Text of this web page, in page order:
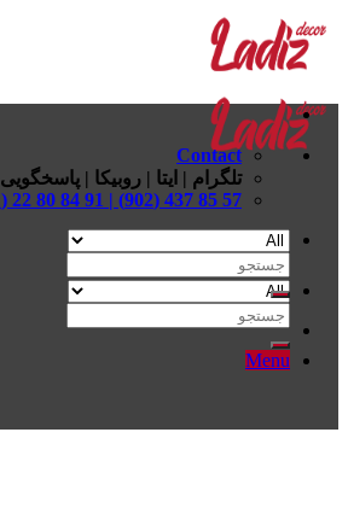
Skip
content
جستجو
Menu
Contact
تلگرام | ایتا | روبیکا | پاسخگویی 24 ساعته - تماس در ساعات اداری
57 85 437 (902) | 91 84 80 22 (021)
جستجو
برای: